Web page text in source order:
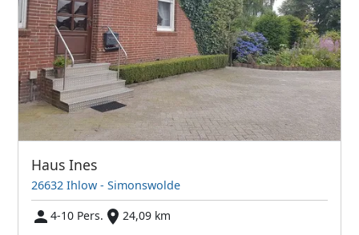
Haus Ines
26632 Ihlow - Simonswolde
4-10 Pers.
24,09 km